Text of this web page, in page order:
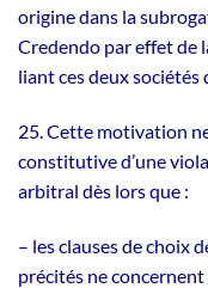
origine dans la
Credendo par effet de
liant ces deux sociétés
25. Cette motivation
constitutive d’une
arbitral dès lors que :
– les clauses de choix
précités ne